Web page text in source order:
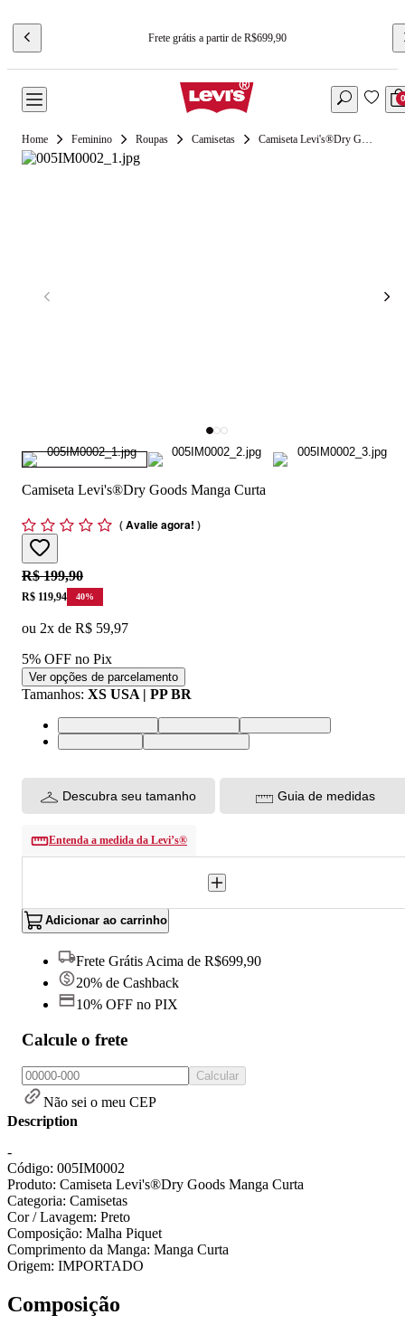
Frete grátis a partir de R$699,90
0
Feminino Roupas Camisetas Camiseta Levi's®Dry Goods Manga Curta
Camiseta Levi's®Dry Goods Manga Curta
(Avalie agora! )
Original price:
R$ 199,90
Price:
R$ 119,94 40%
ou 2x de R$ 59,97
5% OFF no Pix
Ver opções de parcelamento
Tamanhos: XS USA | PP BR
XS USA | PP BRS USA | P BRM USA | M BR
L USA | G BRXL USA | GG BR
Descubra seu tamanho Guia de medidas
Entenda a medida da Levi’s®
Adicionar ao carrinho
Frete Grátis Acima de R$699,90
20% de Cashback
10% OFF no PIX
Calcule o frete
Calcular
Não sei o meu CEP
Description
-
Código: 005IM0002
Produto: Camiseta Levi's®Dry Goods Manga Curta
Categoria: Camisetas
Cor / Lavagem: Preto
Composição: Malha Piquet
Comprimento da Manga: Manga Curta
Origem: IMPORTADO
Composição